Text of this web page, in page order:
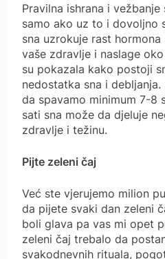
Pravilna ishrana i
samo ako uz to i dovoljno
sna uzrokuje rast
vaše zdravlje i naslage
su pokazala kako postoji
nedostatka sna i
da spavamo minimum 7-8
sati sna može da djeluje
zdravlje i težinu.
Pijte zeleni čaj
Već ste vjerujemo milion
da pijete svaki dan zeleni
boli glava pa vas mi opet
zeleni čaj trebalo da
svakodnevnih rituala,